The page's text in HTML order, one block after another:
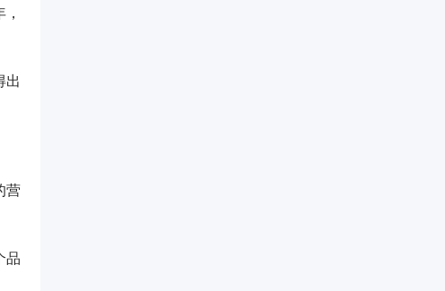
出
营
品